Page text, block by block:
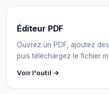
Éditeur PDF
Ouvrez un PDF, ajoutez
puis téléchargez le fichier
Voir l'outil →